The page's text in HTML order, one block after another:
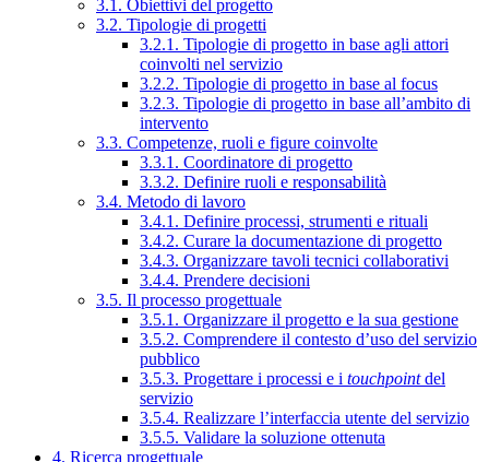
3.1. Obiettivi del progetto
3.2. Tipologie di progetti
3.2.1. Tipologie di progetto in base agli attori
coinvolti nel servizio
3.2.2. Tipologie di progetto in base al focus
3.2.3. Tipologie di progetto in base all’ambito di
intervento
3.3. Competenze, ruoli e figure coinvolte
3.3.1. Coordinatore di progetto
3.3.2. Definire ruoli e responsabilità
3.4. Metodo di lavoro
3.4.1. Definire processi, strumenti e rituali
3.4.2. Curare la documentazione di progetto
3.4.3. Organizzare tavoli tecnici collaborativi
3.4.4. Prendere decisioni
3.5. Il processo progettuale
3.5.1. Organizzare il progetto e la sua gestione
3.5.2. Comprendere il contesto d’uso del servizio
pubblico
3.5.3. Progettare i processi e i touchpointdel
servizio
3.5.4. Realizzare l’interfaccia utente del servizio
3.5.5. Validare la soluzione ottenuta
4. Ricerca progettuale